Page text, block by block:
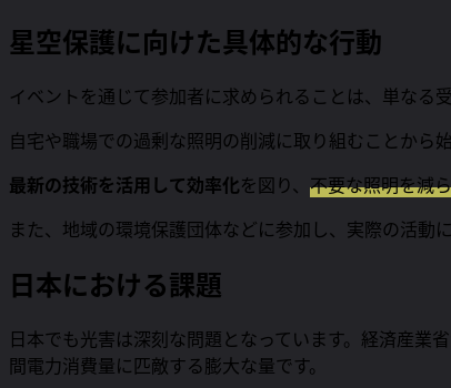
星空保護に向けた具体的な行動
イベントを通じて参加者に求められることは、単なる
自宅や職場での過剰な照明の削減に取り組むことから始
最新の技術を活用して効率化を図り、 不要な照明を減
また、地域の環境保護団体などに参加し、実際の活動
日本における課題
日本でも光害は深刻な問題となっています。経済産業
間電力消費量に匹敵する膨大な量です。